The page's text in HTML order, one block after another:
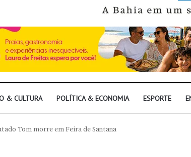
& CULTURA POLÍTICA & ECONOMIA ESPORTE
Tom morre em Feira de Santana